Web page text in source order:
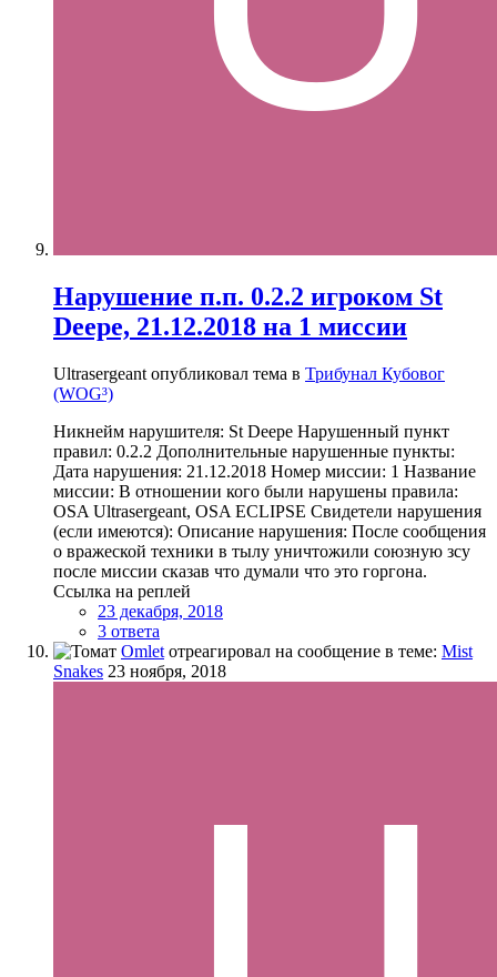
Нарушение п.п. 0.2.2 игроком St
Deepe, 21.12.2018 на 1 миссии
Ultrasergeant опубликовал тема в Трибунал Кубовог
(WOG³)
Никнейм нарушителя: St Deepe Нарушенный пункт
правил: 0.2.2 Дополнительные нарушенные пункты:
Дата нарушения: 21.12.2018 Номер миссии: 1 Название
миссии: В отношении кого были нарушены правила:
OSA Ultrasergeant, OSA ECLIPSE Свидетели нарушения
(если имеются): Описание нарушения: После сообщения
о вражеской техники в тылу уничтожили союзную зсу
после миссии сказав что думали что это горгона.
Ссылка на реплей
23 декабря, 2018
3 ответа
Omlet отреагировал на сообщение в теме: Mist
Snakes 23 ноября, 2018